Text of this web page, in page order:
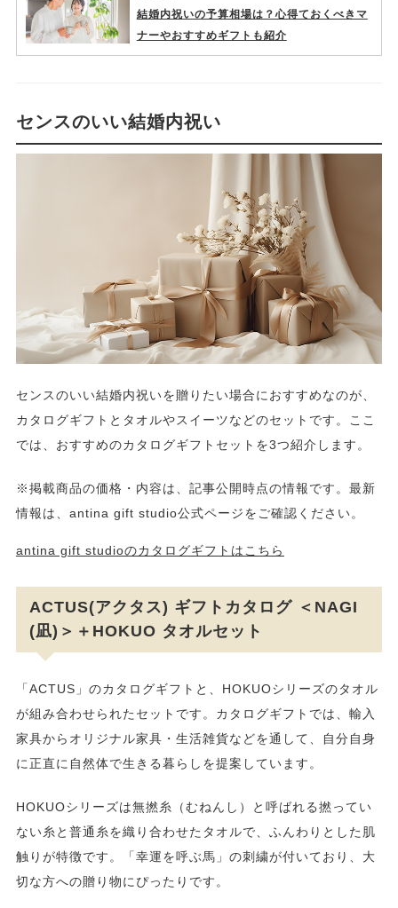
結婚内祝いの予算相場は？心得ておくべきマ
ナーやおすすめギフトも紹介
センスのいい結婚内祝い
センスのいい結婚内祝いを贈りたい場合におすすめなのが、
カタログギフトとタオルやスイーツなどのセットです。ここ
では、おすすめのカタログギフトセットを3つ紹介します。
※掲載商品の価格・内容は、記事公開時点の情報です。最新
情報は、antina gift studio公式ページをご確認ください。
antina gift studioのカタログギフトはこちら
ACTUS(アクタス) ギフトカタログ ＜NAGI
(凪)＞＋HOKUO タオルセット
「ACTUS」のカタログギフトと、HOKUOシリーズのタオル
が組み合わせられたセットです。カタログギフトでは、輸入
家具からオリジナル家具・生活雑貨などを通して、自分自身
に正直に自然体で生きる暮らしを提案しています。
HOKUOシリーズは無撚糸（むねんし）と呼ばれる撚ってい
ない糸と普通糸を織り合わせたタオルで、ふんわりとした肌
触りが特徴です。「幸運を呼ぶ馬」の刺繍が付いており、大
切な方への贈り物にぴったりです。